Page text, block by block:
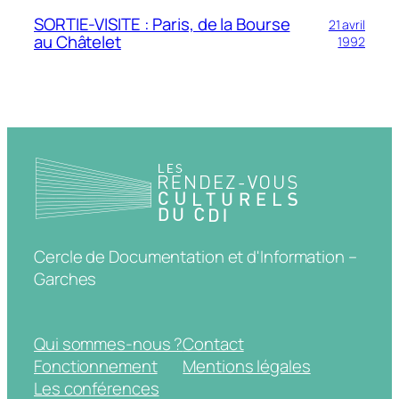
SORTIE-VISITE : Paris, de la Bourse
au Châtelet
21 avril
1992
Cercle de Documentation et d'Information –
Garches
Qui sommes-nous ?
Fonctionnement
Les conférences
Contact
Mentions légales